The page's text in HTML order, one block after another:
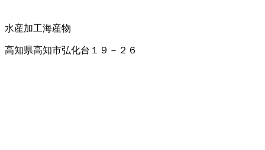
水産加工海産物
高知県高知市弘化台１９－２６